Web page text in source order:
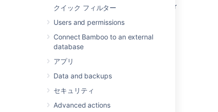
クイック フィルター
Users and permissions
Connect Bamboo to an external
database
アプリ
Data and backups
セキュリティ
Advanced actions
To associate an elastic image with your
Managing your elastic image
configurations
.
To customize the capabilities of an
elastic image, see
Configuring elastic agent capabilities
To create your own custom elastic
Creating a custom elastic image